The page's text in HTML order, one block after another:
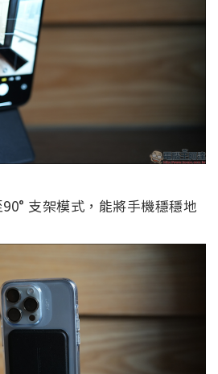
支架模式，能將手機穩穩地